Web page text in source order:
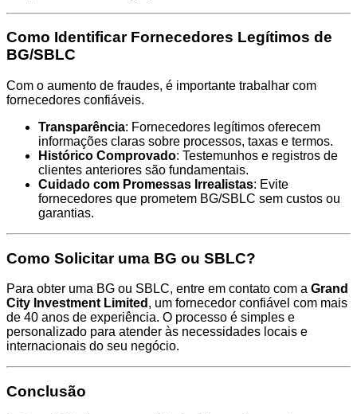
Como Identificar Fornecedores Legítimos de
BG/SBLC
Com o aumento de fraudes, é importante trabalhar com
fornecedores confiáveis.
Transparência: Fornecedores legítimos oferecem
informações claras sobre processos, taxas e termos.
Histórico Comprovado: Testemunhos e registros de
clientes anteriores são fundamentais.
Cuidado com Promessas Irrealistas: Evite
fornecedores que prometem BG/SBLC sem custos ou
garantias.
Como Solicitar uma BG ou SBLC?
Para obter uma BG ou SBLC, entre em contato com a Grand
City Investment Limited , um fornecedor confiável com mais
de 40 anos de experiência. O processo é simples e
personalizado para atender às necessidades locais e
internacionais do seu negócio.
Conclusão